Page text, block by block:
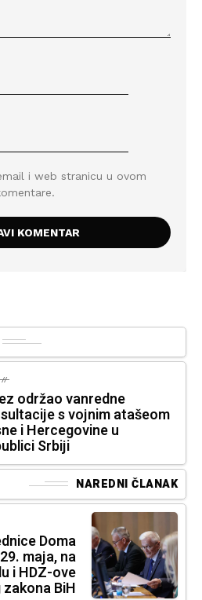
i web stranicu u ovom
održao vanredne
s vojnim atašeom
i Hercegovine u
Srbiji
NAREDNI ČLANAK
Doma
maja, na
i HDZ-ove
BiH